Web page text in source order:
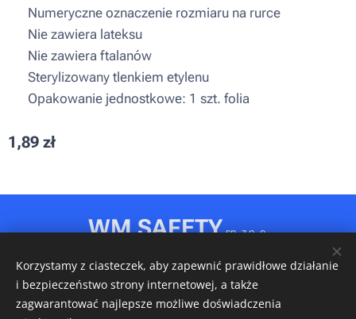
▪ Numeryczne oznaczenie rozmiaru na rurce
▪ Nie zawiera lateksu
▪ Nie zawiera ftalanów
▪ Sterylizowany tlenkiem etylenu
▪ Opakowanie jednostkowe: 1 szt. folia
1,89 zł
WM SAFETY sp. z o. o.
NIP: 6472611346 • REGON: 540606150 • KRS: 0001148349
Ciasteczka
Korzystamy z ciasteczek, aby zapewnić prawidłowe działanie
i bezpieczeństwo strony internetowej, a także
zagwarantować najlepsze możliwe doświadczenia